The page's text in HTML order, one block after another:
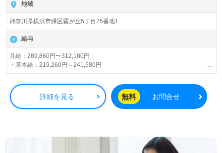
地域
神奈川県横浜市緑区霧が丘5丁目25番地1
給与
月給：289,860円〜312,180円
・基本給：219,260円～241,580円
・職務給：27,500円
・処遇改善手当：17,000円
・スキル手当：25,000円～（約１年間固定、その後変動の可能性あり）
・確定拠出年金：1,100円
※資格・経験・能力による
交通費支給（全額支給）
詳細を見る 無料 お問合せ